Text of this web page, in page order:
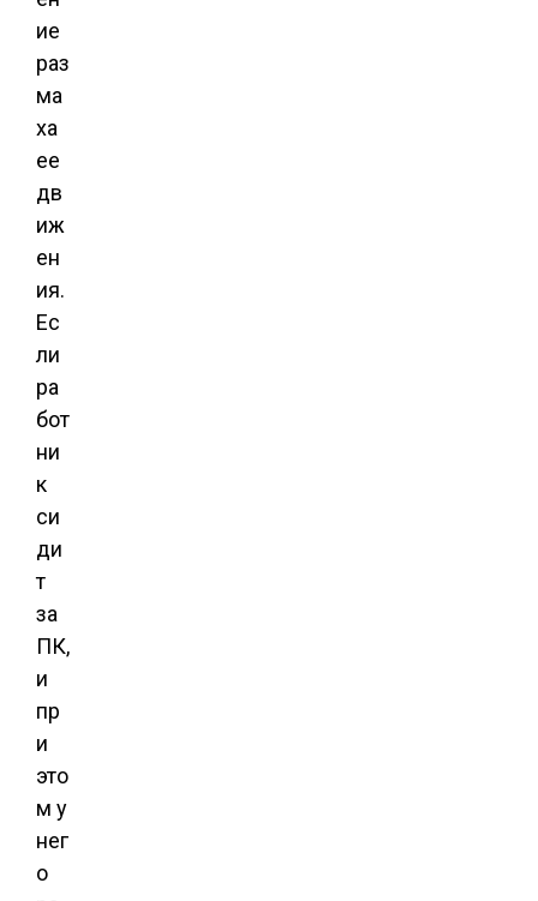
ие
раз
ма
ха
ее
дв
иж
ен
ия.
Ес
ли
ра
бот
ни
к
си
ди
т
за
ПК,
и
пр
и
это
м у
нег
о